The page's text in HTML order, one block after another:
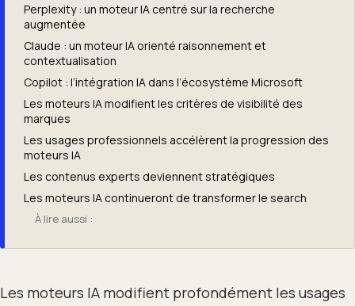
Perplexity : un moteur IA centré sur la recherche
augmentée
Claude : un moteur IA orienté raisonnement et
contextualisation
Copilot : l’intégration IA dans l’écosystème Microsoft
Les moteurs IA modifient les critères de visibilité des
marques
Les usages professionnels accélèrent la progression des
moteurs IA
Les contenus experts deviennent stratégiques
Les moteurs IA continueront de transformer le search
À lire aussi :
Les moteurs IA modifient profondément les usages